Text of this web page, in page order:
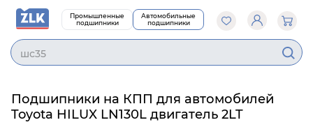
Промышленные
подшипники
Автомобильные
подшипники
шс35
Подшипники на КПП для автомобилей
Toyota HILUX LN130L двигатель 2LT